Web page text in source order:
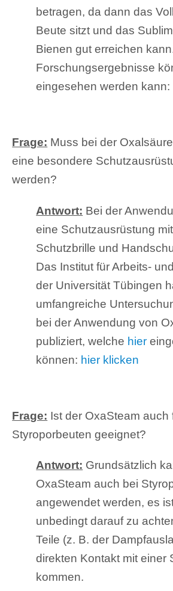
betragen, da dann das
Beute sitzt und das
Bienen gut erreichen
Forschungsergebnisse
eingesehen werden kann:
Frage: Muss bei der
eine besondere
werden?
Antwort: Bei der
eine Schutzausrüstung
Schutzbrille und
Das Institut für Arbeits-
der Universität Tübingen
umfangreiche
bei der Anwendung von
publiziert, welche hier
können: hier klicken
Frage: Ist der OxaSteam auch
Styroporbeuten geeignet?
Antwort: Grundsätzlich
OxaSteam auch bei
angewendet werden, es
unbedingt darauf zu
Teile (z. B. der
direkten Kontakt mit einer
kommen.